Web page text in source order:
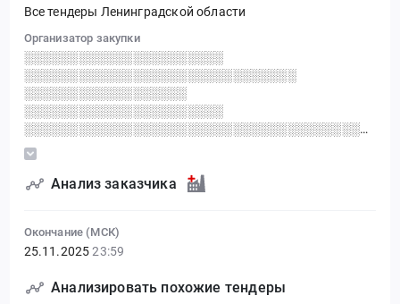
Все тендеры Ленинградской области
Организатор закупки
░░░░░░░░░░░░░░░░░░░░░░
░░░░░░░░░░░░░░░░░░░░░░░░░░░░░░
░░░░░░░░░░░░░░░░░░
░░░░░░░░░░░░░░░░░░░░░░
░░░░░░░░░░░░░░░░░░░░░░░░░░░░░░
░░░░░░░░░░░░░░░░ ░░░░░░░░░░ ░░░░░░
░░░░░░░░░░░░░░░░░░░░░░░░░
Анализ заказчика
Окончание (МСК)
25.11.2025 23:59
Анализировать похожие тендеры